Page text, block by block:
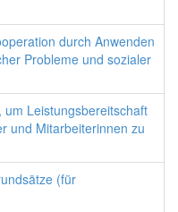
durch Anwenden
Probleme und sozialer
Leistungsbereitschaft
und Mitarbeiterinnen zu
(für